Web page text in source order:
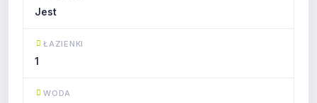
Jest
ŁAZIENKI
1
WODA